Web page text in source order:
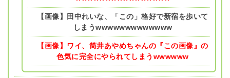
【画像】田中れいな、「この」格好で新宿を歩いて
しまうwwwwwwwwwwwww
【画像】ワイ、筒井あやめちゃんの『この画像』の
色気に完全にやられてしまうwwwwww